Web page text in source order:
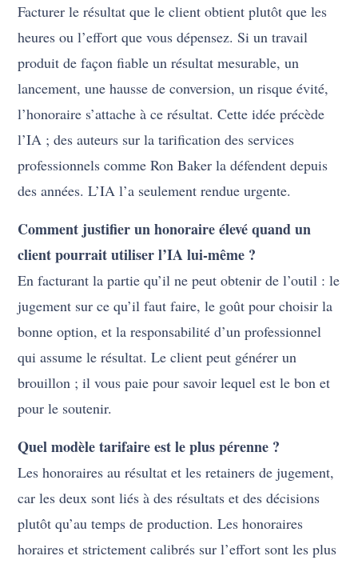
Facturer le résultat que le client obtient plutôt que les
heures ou l’effort que vous dépensez. Si un travail
produit de façon fiable un résultat mesurable, un
lancement, une hausse de conversion, un risque évité,
l’honoraire s’attache à ce résultat. Cette idée précède
l’IA ; des auteurs sur la tarification des services
professionnels comme Ron Baker la défendent depuis
des années. L’IA l’a seulement rendue urgente.
Comment justifier un honoraire élevé quand un
client pourrait utiliser l’IA lui-même ?
En facturant la partie qu’il ne peut obtenir de l’outil : le
jugement sur ce qu’il faut faire, le goût pour choisir la
bonne option, et la responsabilité d’un professionnel
qui assume le résultat. Le client peut générer un
brouillon ; il vous paie pour savoir lequel est le bon et
pour le soutenir.
Quel modèle tarifaire est le plus pérenne ?
Les honoraires au résultat et les retainers de jugement,
car les deux sont liés à des résultats et des décisions
plutôt qu’au temps de production. Les honoraires
horaires et strictement calibrés sur l’effort sont les plus